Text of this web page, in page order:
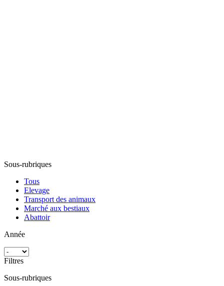
Sous-rubriques
Tous
Elevage
Transport des animaux
Marché aux bestiaux
Abattoir
Année
Filtres
Sous-rubriques